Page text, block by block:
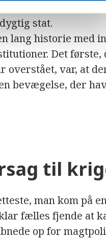
nord, var der ikke
stat.
lang historie med
Det første,
var, at
bevægelse, der
til
man kom på
fælles fjende at
op for